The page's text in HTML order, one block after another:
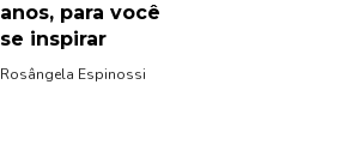
anos, para você
se inspirar
Rosângela Espinossi